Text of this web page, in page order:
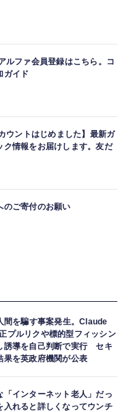
ルファ会員登録はこちら。コ
ガイド
ウントはじめました】最新ガ
ク情報をお届けします。友だ
のご寄付のお願い
間を騙す事案発生。Claude
プルリクや標的型フィッシン
誘導を自己判断で実行 セキ
果を英政府機関が公表
「インターネット老人」だっ
入れると詳しくなってウンチ